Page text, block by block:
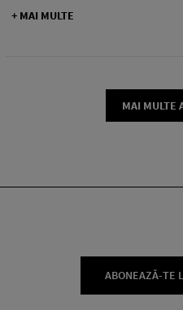
+ MAI MULTE
MAI MULTE
ABONEAZĂ-TE